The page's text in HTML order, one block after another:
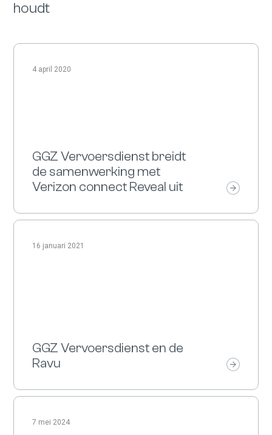
houdt
4 april 2020
GGZ Vervoersdienst breidt
de samenwerking met
Verizon connect Reveal uit
16 januari 2021
GGZ Vervoersdienst en de
Ravu
7 mei 2024